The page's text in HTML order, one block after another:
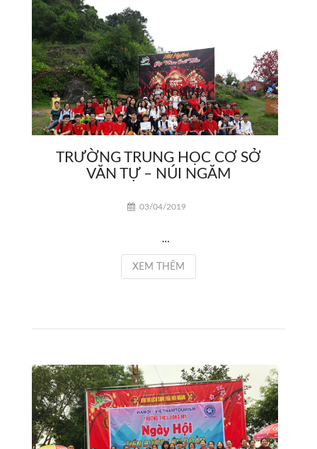
TRƯỜNG TRUNG HỌC CƠ SỞ
VĂN TỰ – NÚI NGĂM
03/04/2019
…
XEM THÊM